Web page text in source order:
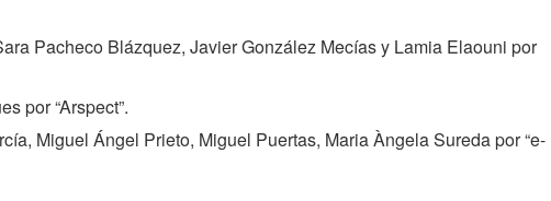
Pacheco Blázquez, Javier González Mecías y Lamia Elaouni por
por “Arspect”.
Miguel Ángel Prieto, Miguel Puertas, Maria Àngela Sureda por “e-